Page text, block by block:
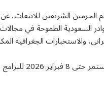
الحرمين الشريفين للابتعاث،
السعودية الطموحة في
والاستخبارات الجغرافية
يبدأ التقديم